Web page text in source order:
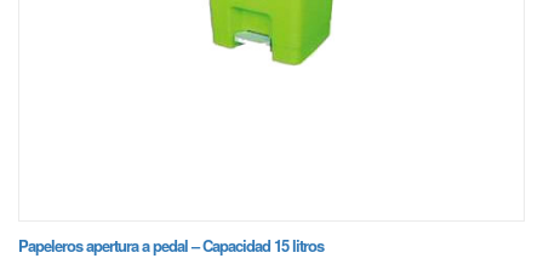
Papeleros apertura a pedal – Capacidad 15 litros